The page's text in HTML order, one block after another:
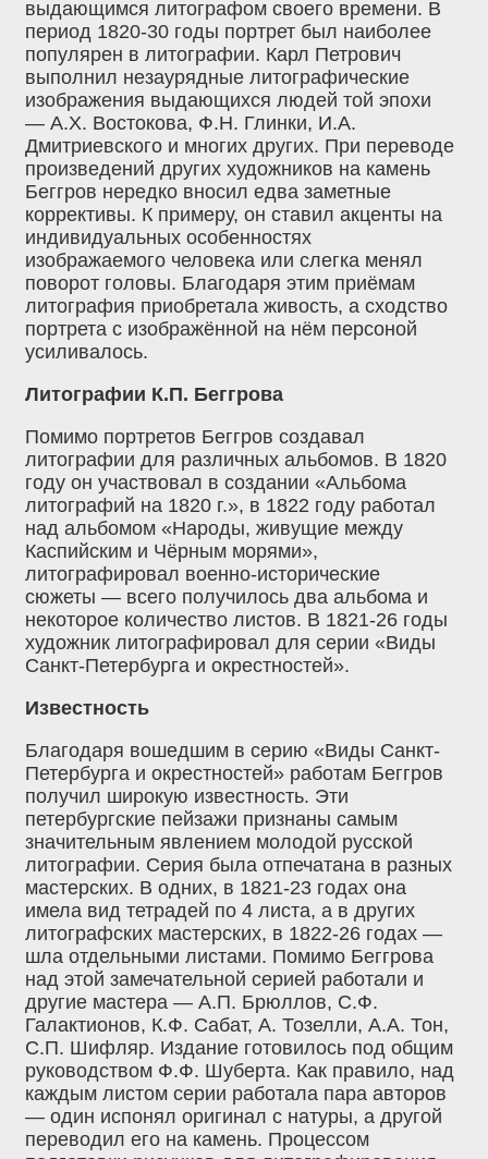
выдающимся литографом своего времени. В
период 1820-30 годы портрет был наиболее
популярен в литографии. Карл Петрович
выполнил незаурядные литографические
изображения выдающихся людей той эпохи
— А.Х. Востокова, Ф.Н. Глинки, И.А.
Дмитриевского и многих других. При переводе
произведений других художников на камень
Беггров нередко вносил едва заметные
коррективы. К примеру, он ставил акценты на
индивидуальных особенностях
изображаемого человека или слегка менял
поворот головы. Благодаря этим приёмам
литография приобретала живость, а сходство
портрета с изображённой на нём персоной
усиливалось.
Литографии К.П. Беггрова
Помимо портретов Беггров создавал
литографии для различных альбомов. В 1820
году он участвовал в создании «Альбома
литографий на 1820 г.», в 1822 году работал
над альбомом «Народы, живущие между
Каспийским и Чёрным морями»,
литографировал военно-исторические
сюжеты — всего получилось два альбома и
некоторое количество листов. В 1821-26 годы
художник литографировал для серии «Виды
Санкт-Петербурга и окрестностей».
Известность
Благодаря вошедшим в серию «Виды Санкт-
Петербурга и окрестностей» работам Беггров
получил широкую известность. Эти
петербургские пейзажи признаны самым
значительным явлением молодой русской
литографии. Серия была отпечатана в разных
мастерских. В одних, в 1821-23 годах она
имела вид тетрадей по 4 листа, а в других
литографских мастерских, в 1822-26 годах —
шла отдельными листами. Помимо Беггрова
над этой замечательной серией работали и
другие мастера — А.П. Брюллов, С.Ф.
Галактионов, К.Ф. Сабат, А. Тозелли, А.А. Тон,
С.П. Шифляр. Издание готовилось под общим
руководством Ф.Ф. Шуберта. Как правило, над
каждым листом серии работала пара авторов
— один испонял оригинал с натуры, а другой
переводил его на камень. Процессом